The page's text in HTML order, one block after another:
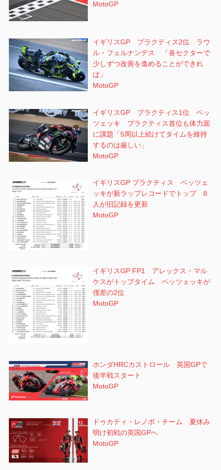
MotoGP
イギリスGP プラクティス2位 ラウ
ル・フェルナンデス 「各セクターで
少しずつ改善を進めることができれ
ば」
MotoGP
イギリスGP プラクティス1位 ベッ
ツェッキ プラクティス首位も体力面
に課題「5周以上続けてタイムを維持
するのは厳しい」
MotoGP
イギリスGP プラクティス ベッツェ
ッキが新ラップレコードでトップ 8
人が旧記録を更新
MotoGP
イギリスGP FP1 アレックス・マル
ケスがトップタイム ベッツェッキが
僅差の2位
MotoGP
ホンダHRCカストロール 英国GPで
後半戦スタート
MotoGP
ドゥカティ・レノボ・チーム 夏休み
明け初戦の英国GPへ
MotoGP